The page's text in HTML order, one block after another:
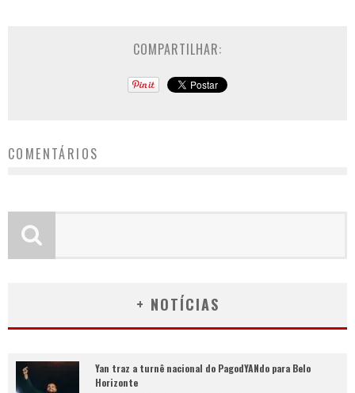
COMPARTILHAR:
COMENTÁRIOS
+ NOTÍCIAS
Yan traz a turnê nacional do PagodYANdo para Belo
Horizonte